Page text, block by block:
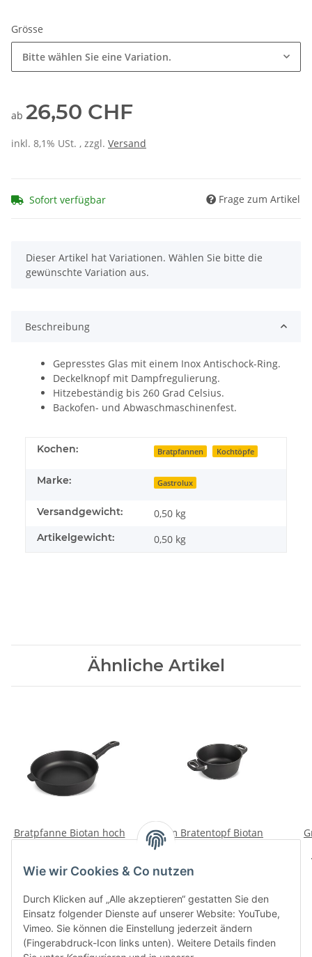
Grösse
Bitte wählen Sie eine Variation.
ab 26,50 CHF
inkl. 8,1% USt. , zzgl. Versand
Sofort verfügbar Frage zum Artikel
x
Dieser Artikel hat Variationen. Wählen Sie bitte die
gewünschte Variation aus.
Beschreibung
Gepresstes Glas mit einem Inox Antischock-Ring.
Deckelknopf mit Dampfregulierung.
Hitzebeständig bis 260 Grad Celsius.
Backofen- und Abwaschmaschinenfest.
Kochen: Bratpfannen Kochtöpfe
Marke: Gastrolux
Versandgewicht: 0,50 kg
Artikelgewicht: 0,50 kg
Ähnliche Artikel
Bratpfanne Biotan hoch
179,00 CHF*
20cm Bratentopf Biotan
Wie wir Cookies & Co nutzen
Durch Klicken auf „Alle akzeptieren“ gestatten Sie den
Einsatz folgender Dienste auf unserer Website: YouTube,
Vimeo. Sie können die Einstellung jederzeit ändern
(Fingerabdruck-Icon links unten). Weitere Details finden